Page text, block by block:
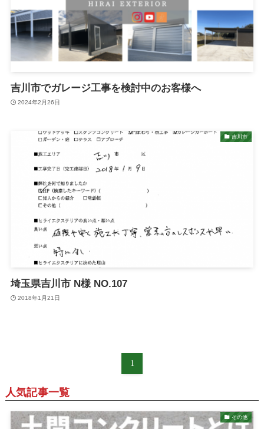
吉川市でガレージ工事を検討中のお客様へ
2024年2月26日
吉川市
埼玉県吉川市 N様 NO.107
2018年1月21日
1
人気記事一覧
その他